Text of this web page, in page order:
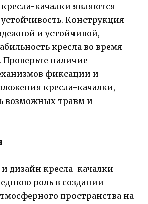
качалки являются
устойчивость. Конструкция
и устойчивой,
кресла во время
Проверьте наличие
фиксации и
кресла-качалки,
возможных травм и
дизайн кресла-качалки
роль в создании
пространства на